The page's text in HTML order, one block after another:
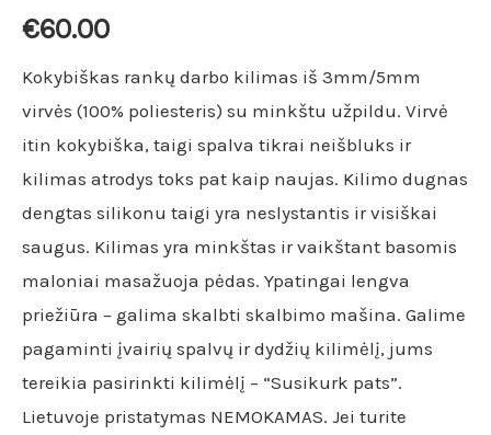
€60.00
Kokybiškas rankų darbo kilimas iš 3mm/5mm
virvės (100% poliesteris) su minkštu užpildu. Virvė
itin kokybiška, taigi spalva tikrai neišbluks ir
kilimas atrodys toks pat kaip naujas. Kilimo dugnas
dengtas silikonu taigi yra neslystantis ir visiškai
saugus. Kilimas yra minkštas ir vaikštant basomis
maloniai masažuoja pėdas. Ypatingai lengva
priežiūra – galima skalbti skalbimo mašina. Galime
pagaminti įvairių spalvų ir dydžių kilimėlį, jums
tereikia pasirinkti kilimėlį – “Susikurk pats”.
Lietuvoje pristatymas NEMOKAMAS. Jei turite